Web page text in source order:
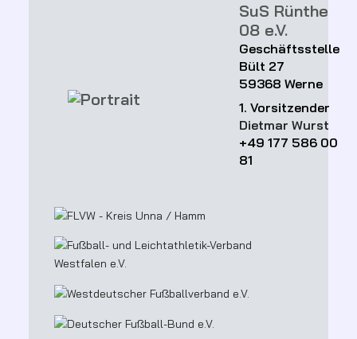
SuS Rünthe
08 e.V.
Geschäftsstelle
Bült 27
59368 Werne
1. Vorsitzender
Dietmar Wurst
+49 177 586 00
81